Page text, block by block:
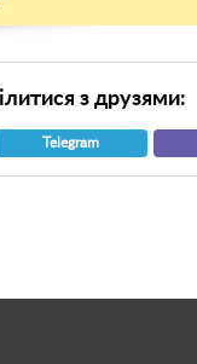
з друзями:
Telegram